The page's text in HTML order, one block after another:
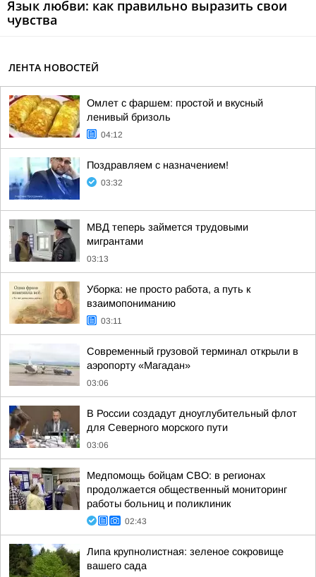
Язык любви: как правильно выразить свои
чувства
ЛЕНТА НОВОСТЕЙ
Омлет с фаршем: простой и вкусный
ленивый бризоль
04:12
Поздравляем с назначением!
03:32
МВД теперь займется трудовыми
мигрантами
03:13
Уборка: не просто работа, а путь к
взаимопониманию
03:11
Современный грузовой терминал открыли в
аэропорту «Магадан»
03:06
В России создадут дноуглубительный флот
для Северного морского пути
03:06
Медпомощь бойцам СВО: в регионах
продолжается общественный мониторинг
работы больниц и поликлиник
02:43
Липа крупнолистная: зеленое сокровище
вашего сада